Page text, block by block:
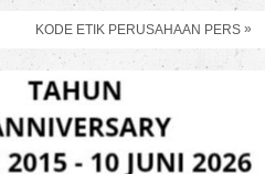
KODE ETIK PERUSAHAAN PERS »